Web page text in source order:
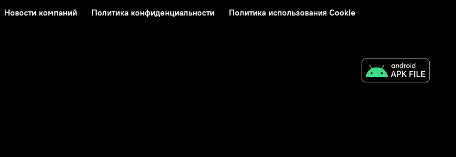
Новости компаний Политика конфиденциальности
Политика использования Cookie